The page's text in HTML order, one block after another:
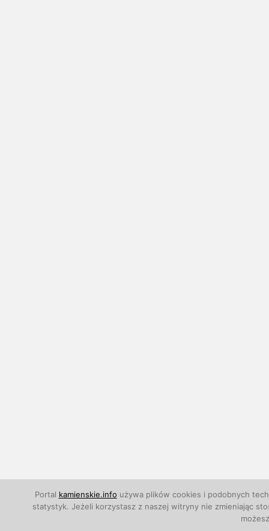
Portal kamienskie.info używa plików cookies i podobnych
statystyk. Jeżeli korzystasz z naszej witryny nie zmieniając